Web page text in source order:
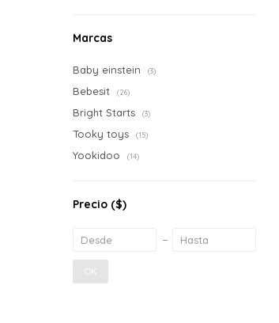
Marcas
Baby einstein (3)
Bebesit (26)
Bright Starts (3)
Tooky toys (15)
Yookidoo (14)
Precio ($)
OK